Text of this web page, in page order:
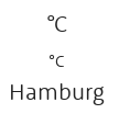
°C
°C
Hamburg